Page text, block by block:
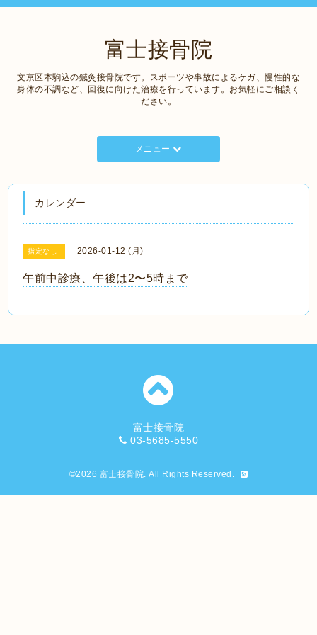
富士接骨院
文京区本駒込の鍼灸接骨院です。スポーツや事故によるケガ、慢性的な
身体の不調など、回復に向けた治療を行っています。お気軽にご相談く
ださい。
メニュー
カレンダー
指定なし 2026-01-12 (月)
午前中診療、午後は2〜5時まで
富士接骨院
03-5685-5550
©2026 富士接骨院. All Rights Reserved.